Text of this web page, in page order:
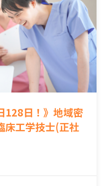
128日！》地域密
床工学技士(正社